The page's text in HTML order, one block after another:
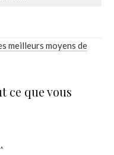
meilleurs moyens de
ce que vous